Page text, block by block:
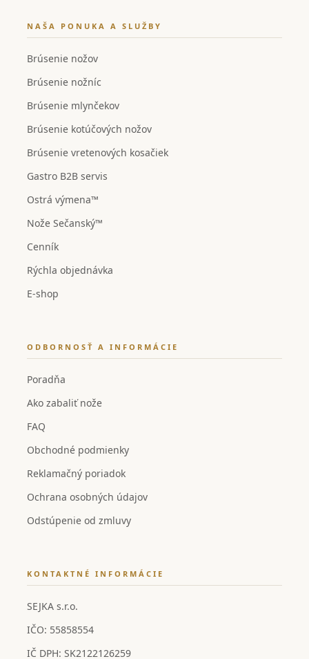
NAŠA PONUKA A SLUŽBY
Brúsenie nožov
Brúsenie nožníc
Brúsenie mlynčekov
Brúsenie kotúčových nožov
Brúsenie vretenových kosačiek
Gastro B2B servis
Ostrá výmena™
Nože Sečanský™
Cenník
Rýchla objednávka
E-shop
ODBORNOSŤ A INFORMÁCIE
Poradňa
Ako zabaliť nože
FAQ
Obchodné podmienky
Reklamačný poriadok
Ochrana osobných údajov
Odstúpenie od zmluvy
KONTAKTNÉ INFORMÁCIE
SEJKA s.r.o.
IČO: 55858554
IČ DPH: SK2122126259